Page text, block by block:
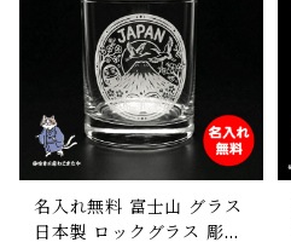
名入れ無料 富士山 グラス
日本製 ロックグラス 彫刻